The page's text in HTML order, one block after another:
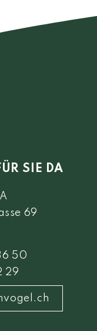
SIE DA
69
50
29